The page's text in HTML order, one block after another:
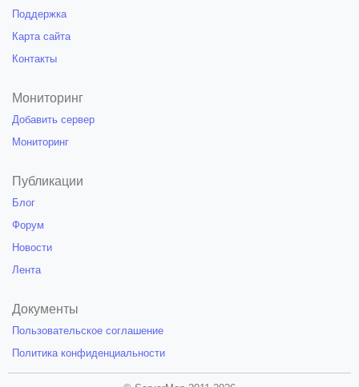
Поддержка
Карта сайта
Контакты
Мониторинг
Добавить сервер
Мониторинг
Публикации
Блог
Форум
Новости
Лента
Документы
Пользовательское соглашение
Политика конфиденциальности